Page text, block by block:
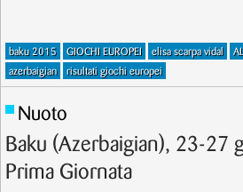
baku 2015 GIOCHI EUROPEI elisa scarpa vidal
azerbaigian
risultati giochi europei
Nuoto
Baku (Azerbaigian), 23-
Prima Giornata